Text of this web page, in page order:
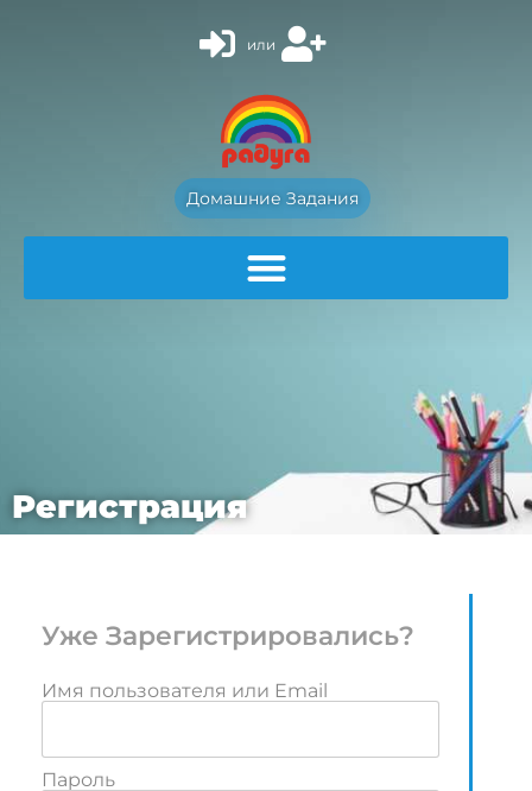
или
Домашние Задания
Регистрация
Уже Зарегистрировались?
Имя пользователя или Email
Пароль